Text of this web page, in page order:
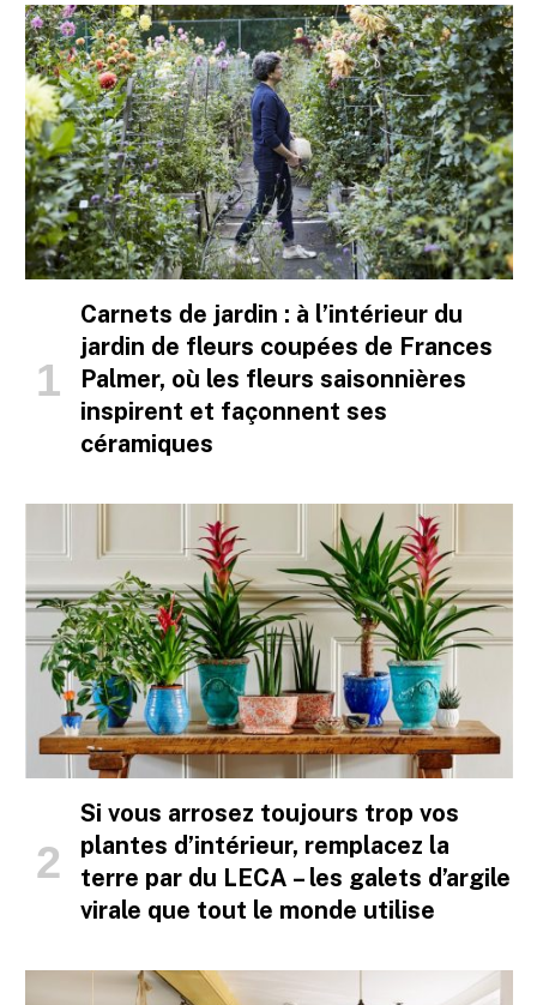
Carnets de jardin : à l’intérieur du
jardin de fleurs coupées de Frances
Palmer, où les fleurs saisonnières
inspirent et façonnent ses
céramiques
Si vous arrosez toujours trop vos
plantes d’intérieur, remplacez la
terre par du LECA – les galets d’argile
virale que tout le monde utilise